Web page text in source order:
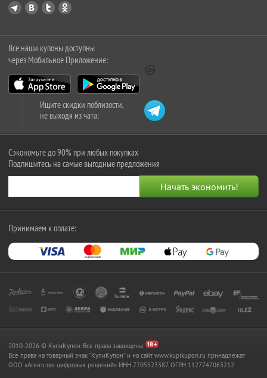
Все наши купоны доступны
через Мобильное Приложение:
Ищите скидки поблизости,
не выходя из чата:
Сэкономьте до 90% при любых покупках
Подпишитесь на самые выгодные предложения
Принимаем к оплате:
2010-2026 © КупиКупон. Все права защищены.
Все права на товарный знак "КупиКупон" и на сайт www.kupikupon.ru принадлежат
OOO «Агентство цифровых решений» ИНН 7705523387, ОГРН 1127747063212